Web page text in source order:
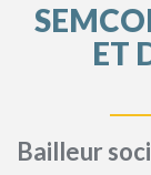
ET
Bailleur